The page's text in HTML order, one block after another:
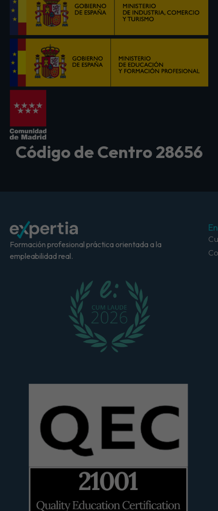
Código de Centro 28656
Formación profesional práctica orientada a la
empleabilidad real.